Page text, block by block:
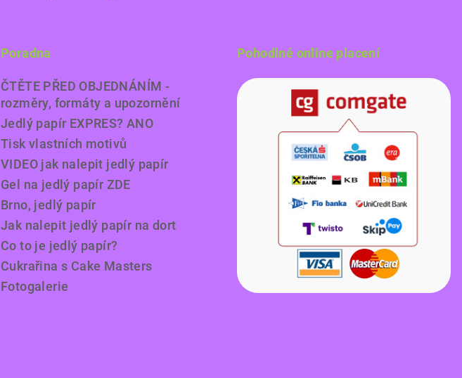
Poradna
ČTĚTE PŘED OBJEDNÁNÍM -
rozměry, formáty a upozornění
Jedlý papír EXPRES? ANO
Tisk vlastních motivů
VIDEO jak nalepit jedlý papír
Gel na jedlý papír ZDE
Brno, jedlý papír
Jak nalepit jedlý papír na dort
Co to je jedlý papír?
Cukrařina s Cake Masters
Fotogalerie
Pohodlné online placení